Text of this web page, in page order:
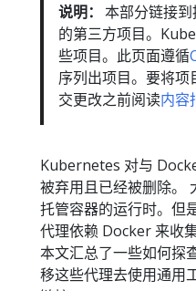
说明： 本部分链接
的第三方项目。
些项目。此页面遵循
序列出项目。要将
交更改之前阅读内容
Kubernetes 对与
被弃用且已经被删除。
托管容器的运行时。但
代理依赖 Docker 来收
本文汇总了一些如何探
移这些代理去使用通用